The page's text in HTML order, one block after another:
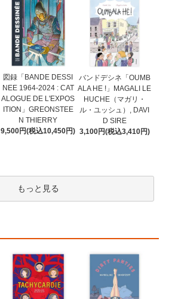
図録「BANDE DESSI
NEE 1964-2024 : CAT
ALOGUE DE L'EXPOS
ITION」GREONSTEE
N THIERRY
9,500円(税込10,450円)
バンドデシネ「OUMB
ALA HE !」MAGALI LE
HUCHE（マガリ・
ル・ユッシュ）, DAVI
D SIRE
3,100円(税込3,410円)
もっと見る